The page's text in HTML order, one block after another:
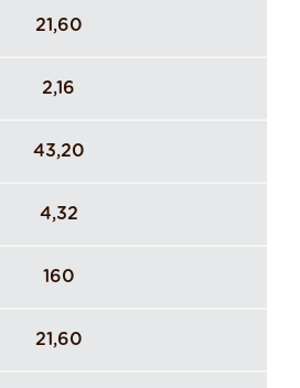
21,60
2,16
43,20
4,32
160
21,60